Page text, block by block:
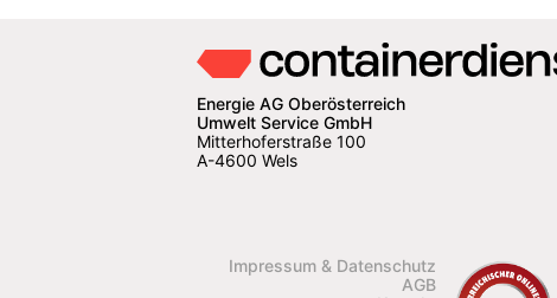
Energie AG Oberösterreich
Umwelt Service GmbH
Mitterhoferstraße 100
A-4600 Wels
Impressum & Datenschutz
AGB